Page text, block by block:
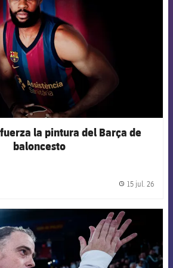
la pintura del Barça de
baloncesto
15 jul. 26
FCB Barcelona badge